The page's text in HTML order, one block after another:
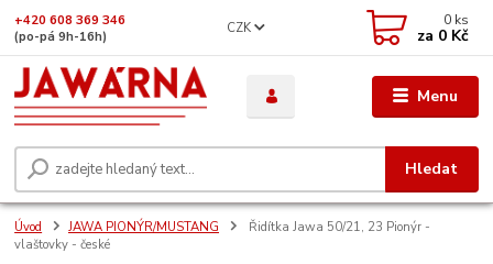
Menu
CZK
Hledat
+420 608 369 346
(po-pá 9h-16h)
0 ks
za 0 Kč
Úvod JAWA PIONÝR/MUSTANG
Řidítka Jawa 50/21, 23 Pionýr -
vlaštovky - české